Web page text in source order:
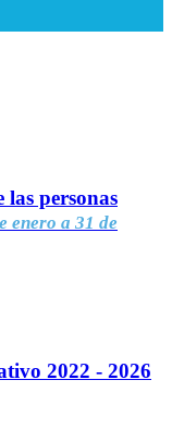
las personas
enero a 31 de
2022 - 2026